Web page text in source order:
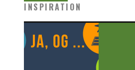
INSPIRATION